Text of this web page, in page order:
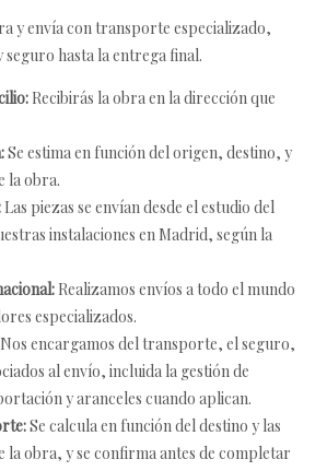
y envía con transporte especializado,
seguro hasta la entrega final.
Recibirás la obra en la dirección que
Se estima en función del origen, destino, y
la obra.
Las piezas se envían desde el estudio del
instalaciones en Madrid, según la
Realizamos envíos a todo el mundo
especializados.
Nos encargamos del transporte, el seguro,
al envío, incluida la gestión de
y aranceles cuando aplican.
Se calcula en función del destino y las
la obra, y se confirma antes de completar